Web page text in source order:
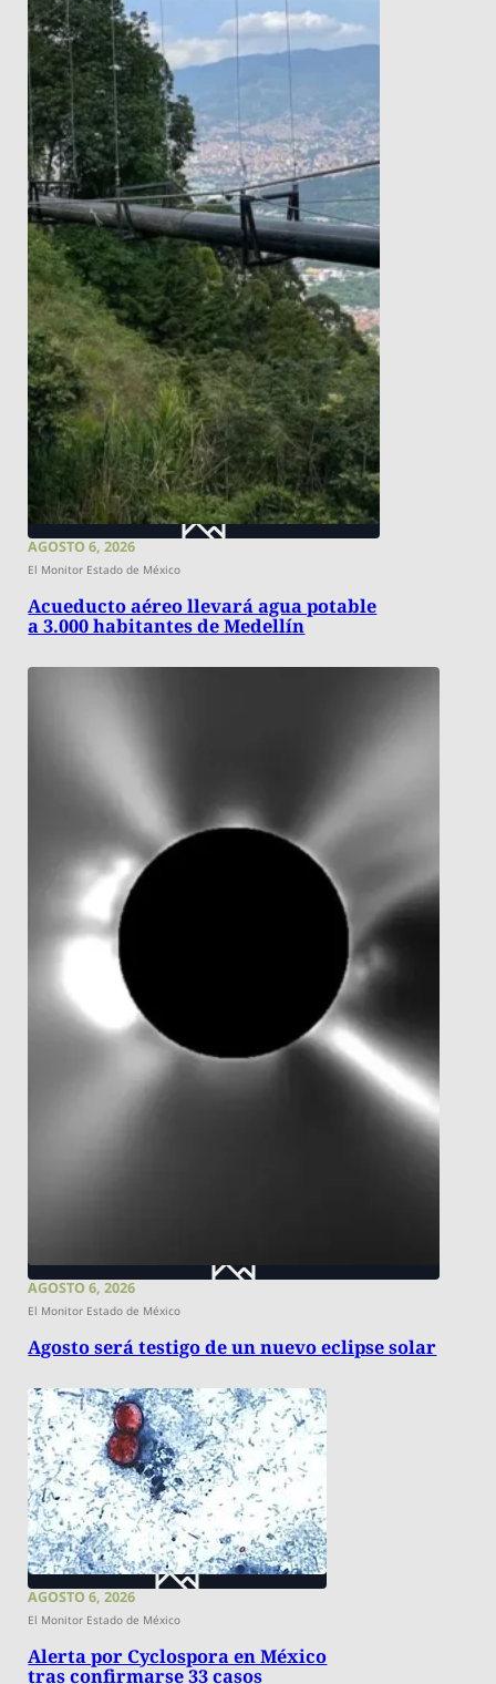
AGOSTO 6, 2026
El Monitor Estado de México
Acueducto aéreo llevará agua potable
a 3.000 habitantes de Medellín
AGOSTO 6, 2026
El Monitor Estado de México
Agosto será testigo de un nuevo eclipse solar
AGOSTO 6, 2026
El Monitor Estado de México
Alerta por Cyclospora en México
tras confirmarse 33 casos